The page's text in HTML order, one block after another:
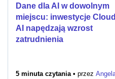
Dane dla AI w dowolnym
miejscu: inwestycje
AI napędzają wzrost
zatrudnienia
5 minuta czytania • przez